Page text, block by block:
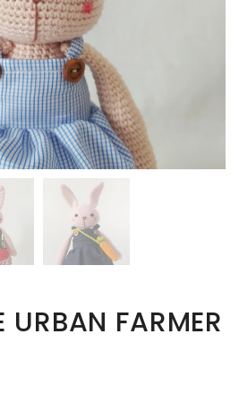
URBAN FARMER